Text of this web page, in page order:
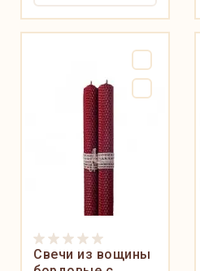
Свечи из вощины